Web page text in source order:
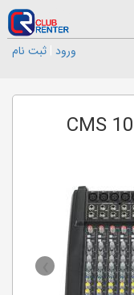
ورود ثبت نام
›